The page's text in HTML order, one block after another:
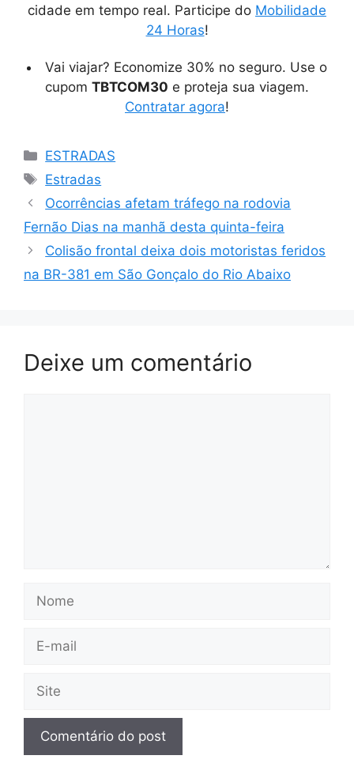
cidade em tempo real. Participe do Mobilidade
24 Horas!
Vai viajar? Economize 30% no seguro. Use o
cupom TBTCOM30 e proteja sua viagem.
Contratar agora!
Categorias
ESTRADAS
Tags
Estradas
Ocorrências afetam tráfego na rodovia
Fernão Dias na manhã desta quinta-feira
Colisão frontal deixa dois motoristas feridos
na BR-381 em São Gonçalo do Rio Abaixo
Deixe um comentário
mail